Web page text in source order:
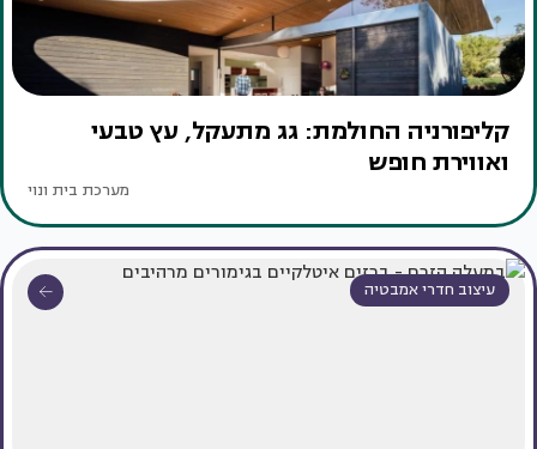
קליפורניה החולמת: גג מתעקל, עץ טבעי
ואווירת חופש
מערכת בית ונוי
עיצוב חדרי אמבטיה